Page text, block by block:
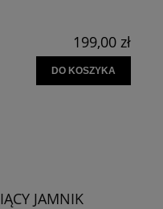
199,00 zł
DO KOSZYKA
JAMNIK